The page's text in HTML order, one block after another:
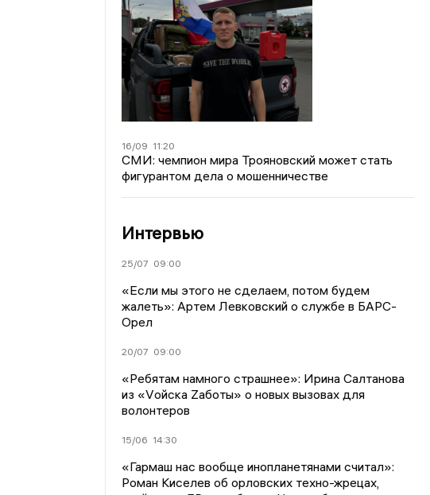
16/09 11:20
СМИ: чемпион мира Трояновский может стать
фигурантом дела о мошенничестве
Интервью
25/07 09:00
«Если мы этого не сделаем, потом будем
жалеть»: Артем Левковский о службе в БАРС-
Орел
20/07 09:00
«Ребятам намного страшнее»: Ирина Салтанова
из «Vойска Zаботы» о новых вызовах для
волонтеров
15/06 14:30
«Гармаш нас вообще инопланетянами считал»:
Роман Киселев об орловских техно-жрецах,